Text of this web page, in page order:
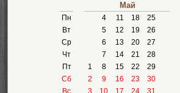
Пн
Вт
Ср
Чт
Пт
Сб
Вс
Май
4 11 18
25
5
12 19
26
6
13 20
27
7
14 21
28
1
8 15 22
29
2
9 16 23
30
3
10 17 24 31